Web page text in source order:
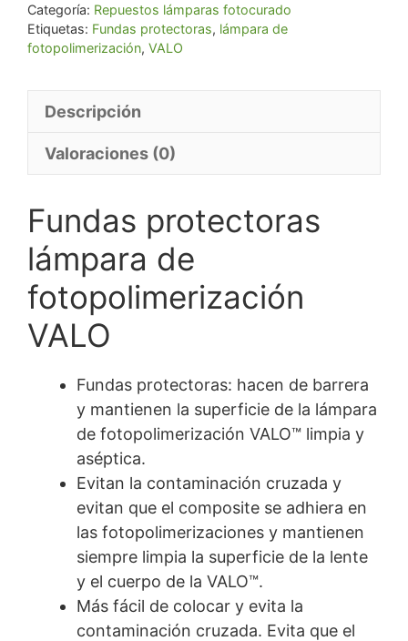
Categoría: Repuestos lámparas fotocurado
Etiquetas: Fundas protectoras, lámpara de
fotopolimerización, VALO
Descripción
Valoraciones (0)
Fundas protectoras
lámpara de
fotopolimerización
VALO
Fundas protectoras: hacen de barrera
y mantienen la superficie de la lámpara
de fotopolimerización VALO™ limpia y
aséptica.
Evitan la contaminación cruzada y
evitan que el composite se adhiera en
las fotopolimerizaciones y mantienen
siempre limpia la superficie de la lente
y el cuerpo de la VALO™.
Más fácil de colocar y evita la
contaminación cruzada. Evita que el